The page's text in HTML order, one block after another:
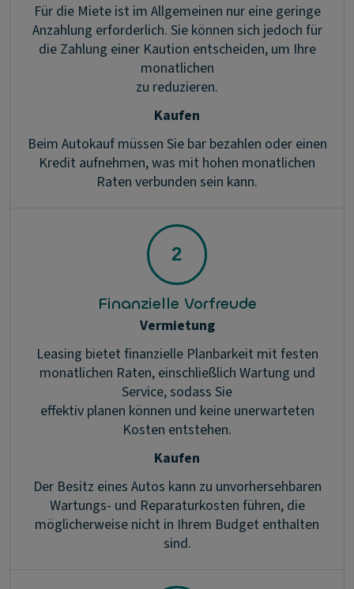
Für die Miete ist im Allgemeinen nur eine geringe
Anzahlung erforderlich. Sie können sich jedoch für
die Zahlung einer Kaution entscheiden, um Ihre
monatlichen
zu reduzieren.
Kaufen
Beim Autokauf müssen Sie bar bezahlen oder einen
Kredit aufnehmen, was mit hohen monatlichen
Raten verbunden sein kann.
Finanzielle Vorfreude
Vermietung
Leasing bietet finanzielle Planbarkeit mit festen
monatlichen Raten, einschließlich Wartung und
Service, sodass Sie
effektiv planen können und keine unerwarteten
Kosten entstehen.
Kaufen
Der Besitz eines Autos kann zu unvorhersehbaren
Wartungs- und Reparaturkosten führen, die
möglicherweise nicht in Ihrem Budget enthalten
sind.